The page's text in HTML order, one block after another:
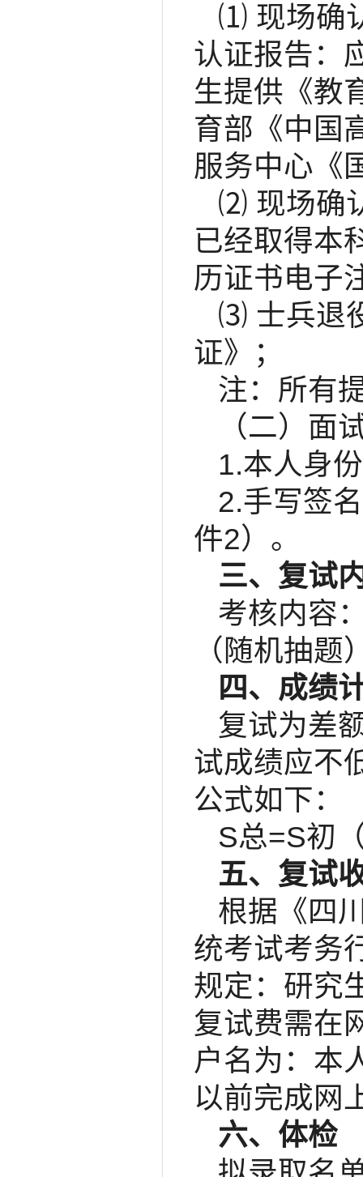
⑴ 现场确
认证报告：
生提供《教
育部《中国
服务中心《
⑵ 现场确
已经取得本
历证书电子
⑶ 士兵退
证》；
注：所有
（二）面
1.本人身
2.手写签
件2）。
三、复试
考核内容
（随机抽
四、成绩
复试为差
试成绩应不
公式如下：
S总=S初
五、复试
根据《四
统考试考务
规定：研究
复试费需在
户名为：本
以前完成网
六、体检